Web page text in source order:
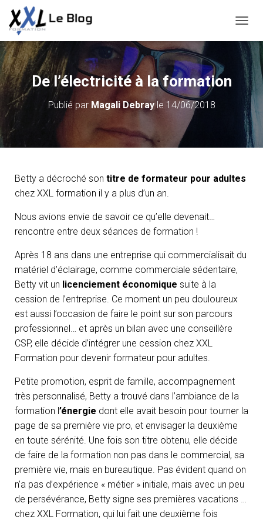
É
P
L
R
L
A
N
G
De l’électricité à la formation
Publié par Magali Debrayle 14/06/2018
Betty a décroché son titre de formateur pour adultes
chez XXL formation il y a plus d’un an.
Nous avions envie de savoir ce qu’elle devenait…
rencontre entre deux séances de formation !
Après 18 ans dans une entreprise qui commercialisait du
matériel d’éclairage, comme commerciale sédentaire,
Betty vit un licenciement économique suite à la
cession de l’entreprise. Ce moment un peu douloureux
est aussi l’occasion de faire le point sur son parcours
professionnel… et après un bilan avec une conseillère
CSP, elle décide d’intégrer une cession chez XXL
Formation pour devenir formateur pour adultes.
Petite promotion, esprit de famille, accompagnement
très personnalisé, Betty a trouvé dans l’ambiance de la
formation l’énergie dont elle avait besoin pour tourner la
page de sa première vie pro, et envisager la deuxième
en toute sérénité. Une fois son titre obtenu, elle décide
de faire de la formation non pas dans le commercial, sa
première vie, mais en bureautique. Pas évident quand on
n’a pas d’expérience « métier » initiale, mais avec un peu
de persévérance, Betty signe ses premières vacations …
chez XXL Formation, qui lui fait une deuxième fois